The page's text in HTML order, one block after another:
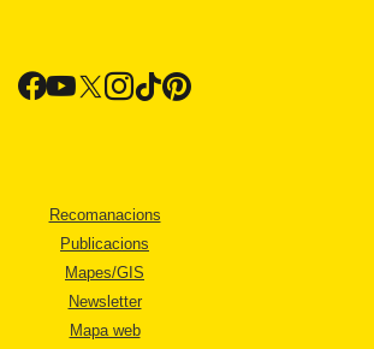
Recomanacions
Publicacions
Mapes/GIS
Newsletter
Mapa web